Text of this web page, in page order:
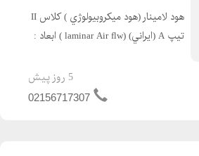
هود لامينار (هود ميكروبيولوژي ) كلاس II
تيپ A (ايراني) (laminar Air flw ) ابعاد :
80 دوقسمتی اسكلت : از پروفيل فولادي
5 روز پیش
02156717307